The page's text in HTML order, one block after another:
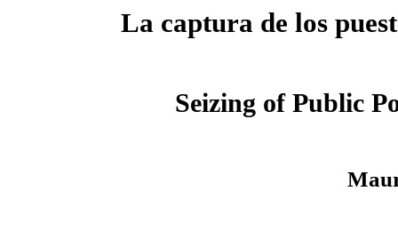
La captura de los
Seizing of Public